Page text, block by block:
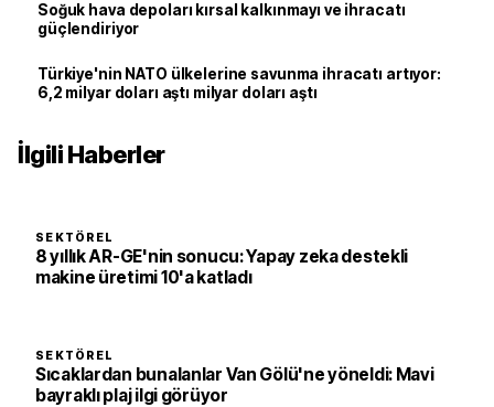
Soğuk hava depoları kırsal kalkınmayı ve ihracatı
güçlendiriyor
Türkiye'nin NATO ülkelerine savunma ihracatı artıyor:
6,2 milyar doları aştı milyar doları aştı
İlgili Haberler
SEKTÖREL
8 yıllık AR-GE'nin sonucu: Yapay zeka destekli
makine üretimi 10'a katladı
SEKTÖREL
Sıcaklardan bunalanlar Van Gölü'ne yöneldi: Mavi
bayraklı plaj ilgi görüyor